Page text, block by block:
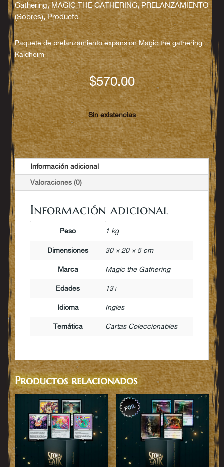
Gathering,MAGIC THE GATHERING,PRELANZAMIENTO
(Sobres),Producto
Paquete de prelanzamiento expansion Magic the gathering
Kaldheim
$570.00
Sin existencias
Información adicional
Valoraciones (0)
Información adicional
Peso 1 kg
Dimensiones 30 × 20 × 5 cm
Marca Magic the Gathering
Edades 13+
Idioma Ingles
Temática Cartas Coleccionables
Productos relacionados